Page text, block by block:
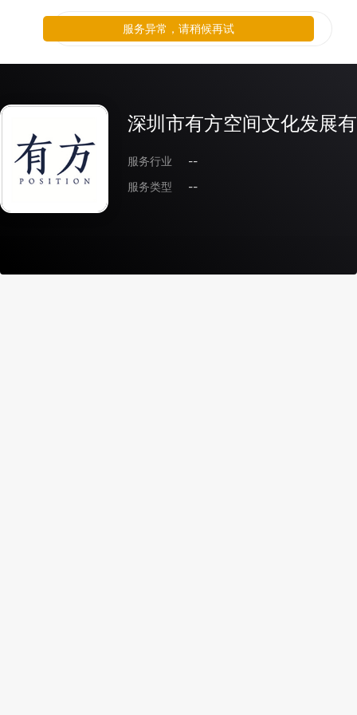
深圳市有方空间文化发展
服务行业
--
服务类型
--
服务异常，请稍候再试